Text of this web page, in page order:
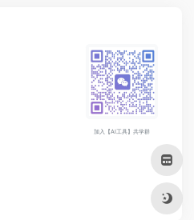
加入【AI工具】共学群